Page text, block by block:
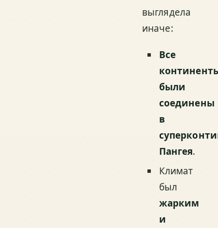
выглядела
иначе:
Все
были
соединены
в
Пангея.
Климат
был
жарким
и